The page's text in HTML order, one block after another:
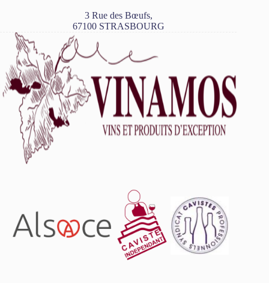
3 Rue des Bœufs,
67100 STRASBOURG